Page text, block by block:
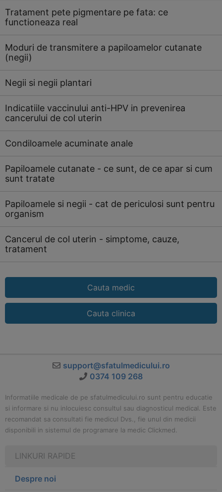
Tratament pete pigmentare pe fata: ce
functioneaza real
Moduri de transmitere a papiloamelor cutanate
(negii)
Negii si negii plantari
Indicatiile vaccinului anti-HPV in prevenirea
cancerului de col uterin
Condiloamele acuminate anale
Papiloamele cutanate - ce sunt, de ce apar si cum
sunt tratate
Papiloamele si negii - cat de periculosi sunt pentru
organism
Cancerul de col uterin - simptome, cauze,
tratament
Cauta medic
Cauta clinica
support@sfatulmedicului.ro
0374 109 268
Informatiile medicale de pe sfatulmedicului.ro sunt pentru educatie
si informare si nu inlocuiesc consultul sau diagnosticul medical. Este
recomandat sa consultati fie medicul Dvs., fie unul din medicii
disponibili in sistemul de programare la medic Clickmed.
LINKURI RAPIDE
Despre noi